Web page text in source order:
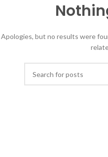
Apologies, but no results were